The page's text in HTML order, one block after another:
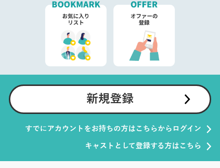
新規登録
すでにアカウントをお持ちの方はこちらからログイン
キャストとして登録する方はこちら